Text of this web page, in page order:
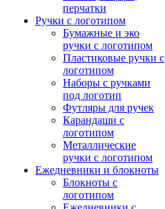
перчатки
Ручки с логотипом
Бумажные и эко
ручки с логотипом
Пластиковые ручки с
логотипом
Наборы с ручками
под логотип
Футляры для ручек
Карандаши с
логотипом
Металлические
ручки с логотипом
Ежедневники и блокноты
Блокноты с
логотипом